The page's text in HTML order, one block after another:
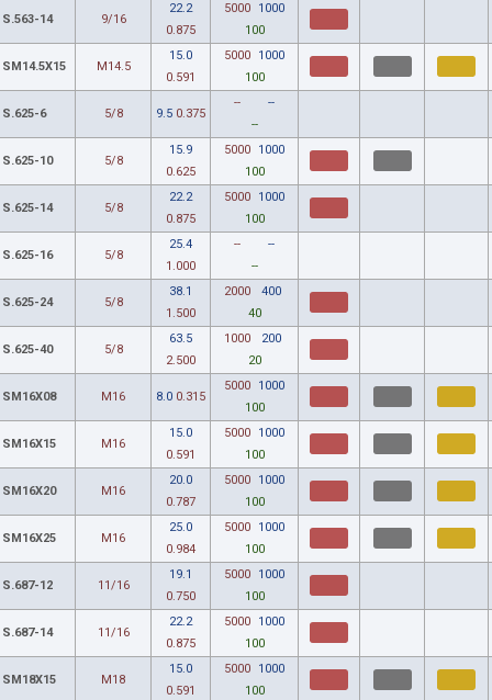
S.563-14 9/16
22.2
0.875
5000
1000
100
SM14.5X15 M14.5
15.0
0.591
5000
1000
100
S.625-6 5/8 9.5 0.375
--
--
--
S.625-10 5/8
15.9
0.625
5000
1000
100
S.625-14 5/8
22.2
0.875
5000
1000
100
S.625-16 5/8
25.4
1.000
--
--
--
S.625-24 5/8
38.1
1.500
2000
400
40
S.625-40 5/8
63.5
2.500
1000
200
20
SM16X08 M16 8.0 0.315
5000
1000
100
SM16X15 M16
15.0
0.591
5000
1000
100
SM16X20 M16
20.0
0.787
5000
1000
100
SM16X25 M16
25.0
0.984
5000
1000
100
S.687-12 11/16
19.1
0.750
5000
1000
100
S.687-14 11/16
22.2
0.875
5000
1000
100
SM18X15 M18
15.0
0.591
5000
1000
100